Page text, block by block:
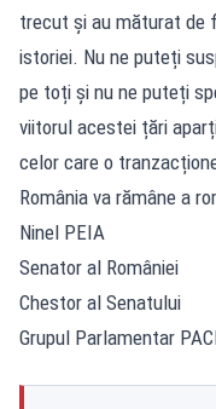
trecut și au măturat de
istoriei. Nu ne puteți
pe toți și nu ne puteți
viitorul acestei țări
celor care o
România va rămâne a
Ninel PEIA
Senator al României
Chestor al Senatului
Grupul Parlamentar